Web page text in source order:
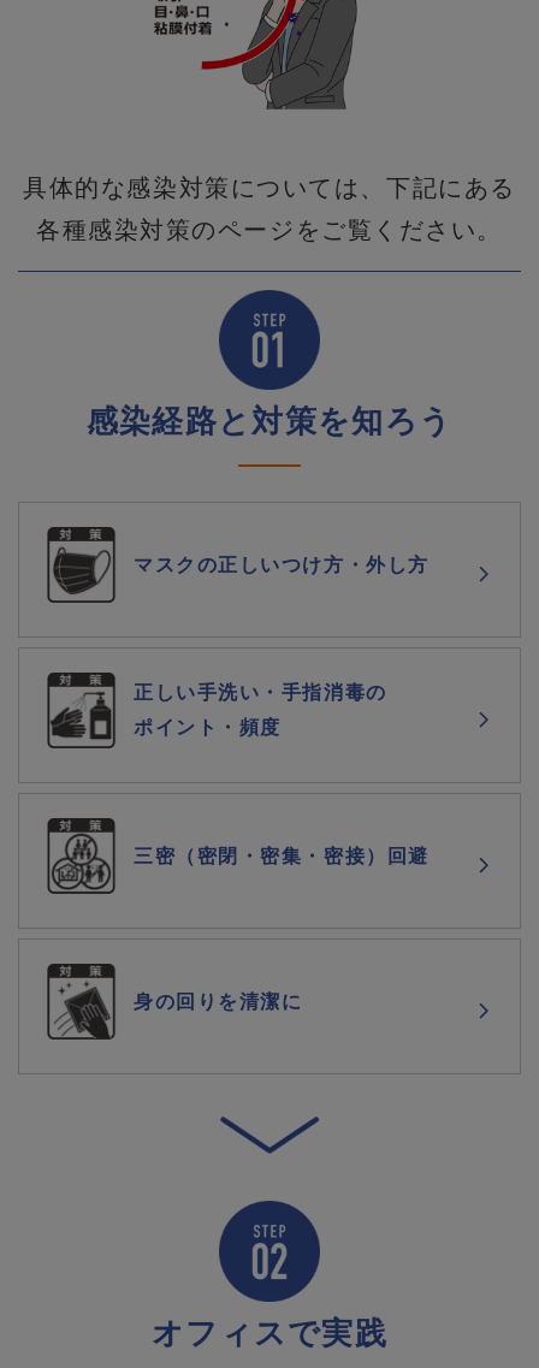
具体的な感染対策については、下記にある
各種感染対策のページをご覧ください。
感染経路と対策を知ろう
マスクの正しいつけ方・外し方
正しい手洗い・手指消毒の
ポイント・頻度
三密（密閉・密集・密接）回避
身の回りを清潔に
オフィスで実践